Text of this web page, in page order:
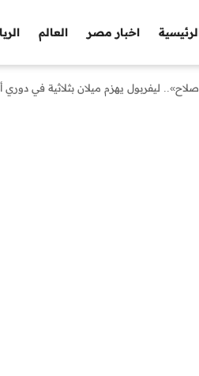
اخبار مصر العالم
ليفربول يهزم ميلان بثلاثية في دوري